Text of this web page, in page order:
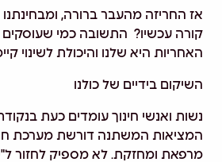
אז החריזה מהעבר ברורה,
קורה עכשיו? התשובה כמי שעוסקים
האחריות היא שלנו והיכולת לשינוי
השיקום בידיים של כולנו
נשות ואנשי חינוך עומדים כעת
המציאות המשתנה דורשת מערכת
מרפאת ומחזקת. לא מספיק לחזור